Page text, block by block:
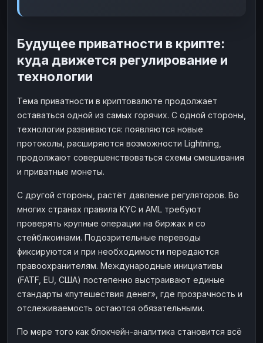
Будущее приватности в крипте:
куда движется регулирование и
технологии
Тема приватности в криптовалюте продолжает
оставаться одной из самых горячих. С одной стороны,
технологии развиваются: появляются новые
протоколы, расширяются возможности Lightning,
продолжают совершенствоваться схемы смешивания
и приватные монеты.
С другой стороны, растёт давление регуляторов. Во
многих странах правила KYC и AML требуют
проверять крупные операции на биржах и со
стейблкоинами. Подозрительные переводы
фиксируются и при необходимости передаются
правоохранителям. Международные инициативы
(FATF, EU, США) постепенно выстраивают единые
стандарты «путешествия денег», где прозрачность и
отслеживаемость остаются обязательными.
По мере того как блокчейн-аналитика становится всё